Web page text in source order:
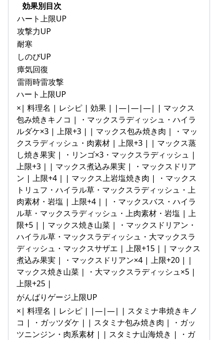
効果別目次
ハート上限UP
攻撃力UP
耐寒
しのびUP
瘴気回復
雷雨時雷攻撃
ハート上限UP
×| 料理名 | レシピ | 効果 | |—|—|—| | マックス
包み焼きキノコ | ・マックスラディッシュ・ハイラ
ルダケ×3 | 上限+3 | | マックス包み焼き肉 | ・マッ
クスラディッシュ・肉素材 | 上限+3 | | マックス蒸
し焼き果実 | ・リンゴ×3・マックスラディッシュ |
上限+3 | | マックス煮込み果実 | ・マックスドリア
ン | 上限+4 | | マックス上岩塩焼き肉 | ・マックス
トリュフ・ハイラル草・マックスラディッシュ・上
肉素材・岩塩 | 上限+4 | | ・マックスバス・ハイラ
ル草・マックスラディッシュ・上肉素材・岩塩 | 上
限+5 | | マックス焼き山菜 | ・マックスドリアン・
ハイラル草・マックスラディッシュ・大マックスラ
ディッシュ・マックスサザエ | 上限+15 | | マックス
煮込み果実 | ・マックスドリアン×4 | 上限+20 | |
マックス焼き山菜 | ・大マックスラディッシュ×5 |
上限+25 |
がんばりゲージ上限UP
×| 料理名 | レシピ | |—|—| | スタミナ串焼きキノ
コ | ・ガッツダケ | | スタミナ包み焼き肉 | ・ガッ
ツニンジン・肉系素材 | | スタミナ山海焼き | ・ガ